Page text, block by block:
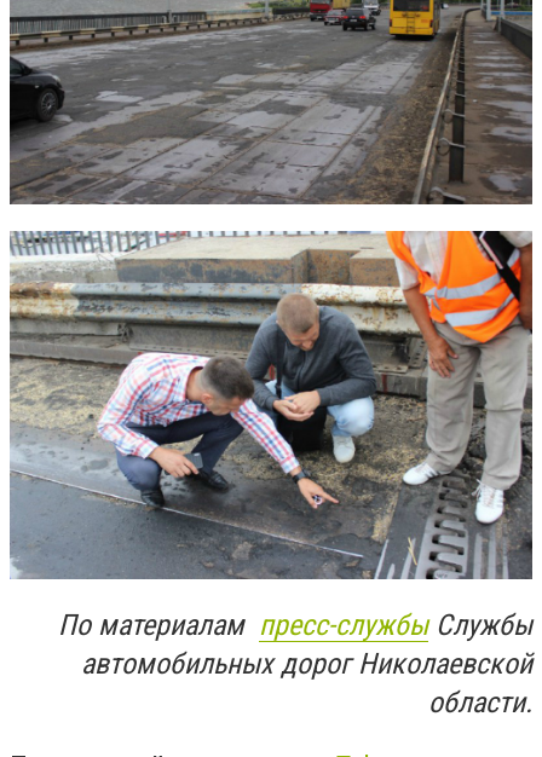
По материалам пресс-службыСлужбы
автомобильных дорог Николаевской
области.